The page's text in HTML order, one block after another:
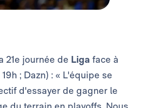
21e journée de Liga face à
; Dazn) : « L'équipe se
d'essayer de gagner le